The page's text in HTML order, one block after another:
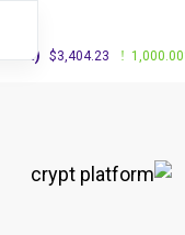
$3,404.23 1,000.00%